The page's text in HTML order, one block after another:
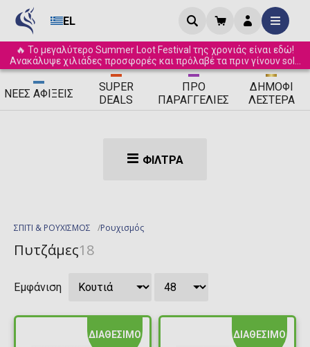
EL
🔥 Το μεγαλύτερο Summer Loot Festival της χρονιάς είναι εδώ!
Ανακάλυψε χιλιάδες προσφορές και πρόλαβέ τα πριν γίνουν sold
out! ☀️
ΝΈΕΣ ΑΦΊΞΕΙΣ
SUPER
DEALS
ΠΡΟ
ΠΑΡΑΓΓΕΛΊΕΣ
ΔΗΜΟΦΙ
ΛΈΣΤΕΡΑ
ΦΊΛΤΡΑ
ΣΠΙΤΙ & ΡΟΥΧΙΣΜΟΣ Ρουχισμός
Πυτζάμες18
Εμφάνιση
ΔΙΑΘΕΣΙΜΟ ΔΙΑΘΕΣΙΜΟ